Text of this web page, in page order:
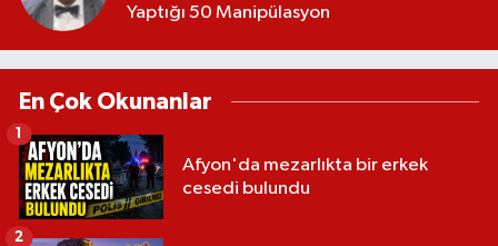
Yaptığı 50 Manipülasyon
En Çok Okunanlar
Afyon'da mezarlıkta bir erkek
cesedi bulundu
1
2